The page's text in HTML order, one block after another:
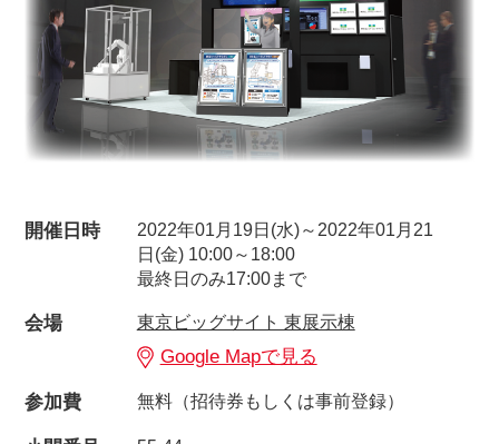
開催日時
2022年01月19日(水)～2022年01月21
日(金) 10:00～18:00
最終日のみ17:00まで
会場 東京ビッグサイト 東展示棟
Google Mapで見る
参加費 無料（招待券もしくは事前登録）